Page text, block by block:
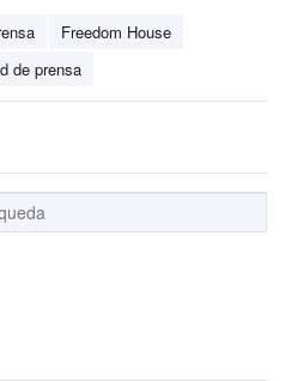
Freedom House
de prensa